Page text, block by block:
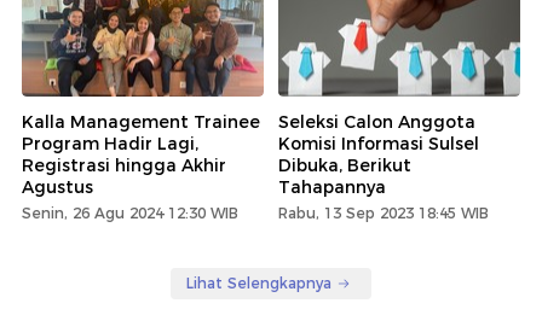
Kalla Management Trainee
Program Hadir Lagi,
Registrasi hingga Akhir
Agustus
Senin, 26 Agu 2024 12:30 WIB
Seleksi Calon Anggota
Komisi Informasi Sulsel
Dibuka, Berikut
Tahapannya
Rabu, 13 Sep 2023 18:45 WIB
Lihat Selengkapnya